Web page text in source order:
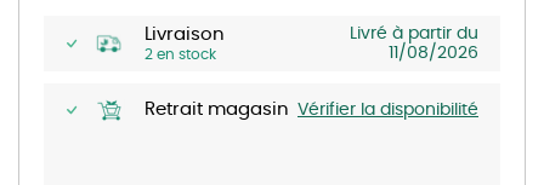
Livraison
2 en stock
Livré à partir du
11/08/2026
Retrait magasin Vérifier la disponibilité